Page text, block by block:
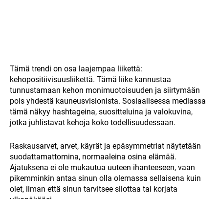
Tämä trendi on osa laajempaa liikettä:
kehopositiivisuusliikettä. Tämä liike kannustaa
tunnustamaan kehon monimuotoisuuden ja siirtymään
pois yhdestä kauneusvisionista. Sosiaalisessa mediassa
tämä näkyy hashtageina, suositteluina ja valokuvina,
jotka juhlistavat kehoja koko todellisuudessaan.
Raskausarvet, arvet, käyrät ja epäsymmetriat näytetään
suodattamattomina, normaaleina osina elämää.
Ajatuksena ei ole mukautua uuteen ihanteeseen, vaan
pikemminkin antaa sinun olla olemassa sellaisena kuin
olet, ilman että sinun tarvitsee silottaa tai korjata